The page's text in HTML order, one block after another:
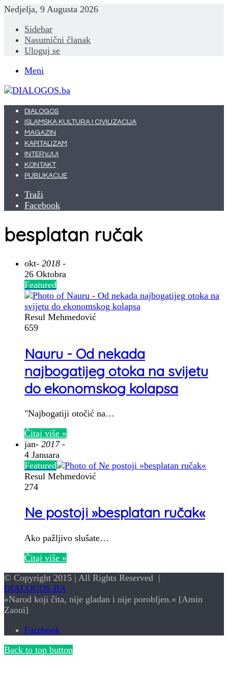
Nedjelja, 9 Augusta 2026
Sidebar
Nasumični članak
Uloguj se
Meni
DIALOGOS
ISLAMSKA KULTURA I CIVILIZACIJA
MAGAZIN
KAPITALIZAM
INTERVJUI
KONTAKT
PUBLIKACIJE
Traži
Facebook
besplatan ručak
okt- 2018 -
26 Oktobra
Featured
Resul Mehmedović
659
Nauru - Od nekada
najbogatijeg otoka na svijetu
do ekonomskog kolapsa
"Najbogatiji otočić na…
Čitaj više »
jan- 2017 -
4 Januara
Featured
Resul Mehmedović
274
Ne postoji »besplatan ručak«
Ako pažljivo slušate…
Čitaj više »
© Copyright 2015 | All Rights Reserved |
DIALOGOS.BA
»Narod koji čita, nije gladan i nije porobljen.« [Amin
Zaoui]
Facebook
Back to top button